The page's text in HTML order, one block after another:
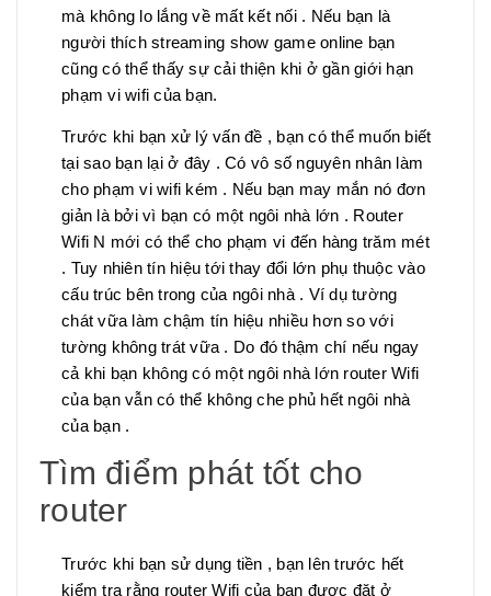
mà không lo lắng về mất kết nối . Nếu bạn là
người thích streaming show game online bạn
cũng có thể thấy sự cải thiện khi ở gần giới hạn
phạm vi wifi của bạn.
Trước khi bạn xử lý vấn đề , bạn có thể muốn biết
tại sao bạn lại ở đây . Có vô số nguyên nhân làm
cho phạm vi wifi kém . Nếu bạn may mắn nó đơn
giản là bởi vì bạn có một ngôi nhà lớn . Router
Wifi N mới có thể cho phạm vi đến hàng trăm mét
. Tuy nhiên tín hiệu tới thay đổi lớn phụ thuộc vào
cấu trúc bên trong của ngôi nhà . Ví dụ tường
chát vữa làm chậm tín hiệu nhiều hơn so với
tường không trát vữa . Do đó thậm chí nếu ngay
cả khi bạn không có một ngôi nhà lớn router Wifi
của bạn vẫn có thể không che phủ hết ngôi nhà
của bạn .
Tìm điểm phát tốt cho
router
Trước khi bạn sử dụng tiền , bạn lên trước hết
kiểm tra rằng router Wifi của bạn được đặt ở